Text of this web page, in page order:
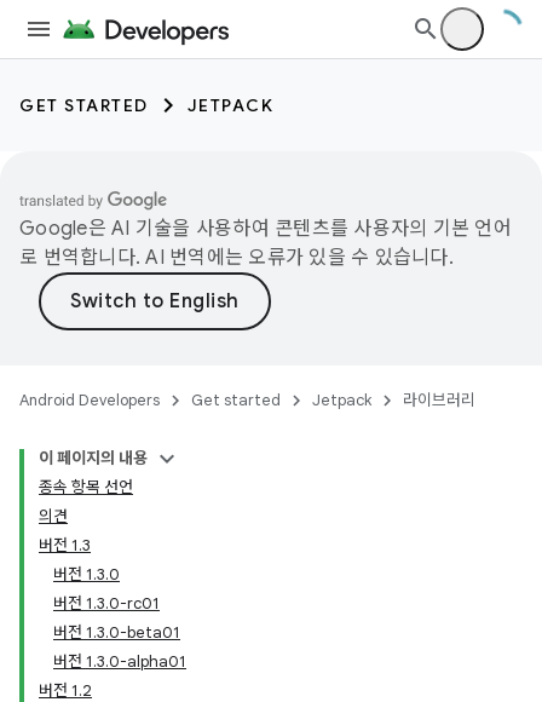
GET STARTED JETPACK
Google은 AI 기술을 사용하여 콘텐츠를 사용자의 기본 언어
로 번역합니다. AI 번역에는 오류가 있을 수 있습니다.
Android Developers Get started Jetpack 라이브러리
이 페이지의 내용
종속 항목 선언
의견
버전 1.3
버전 1.3.0
버전 1.3.0-rc01
버전 1.3.0-beta01
버전 1.3.0-alpha01
버전 1.2